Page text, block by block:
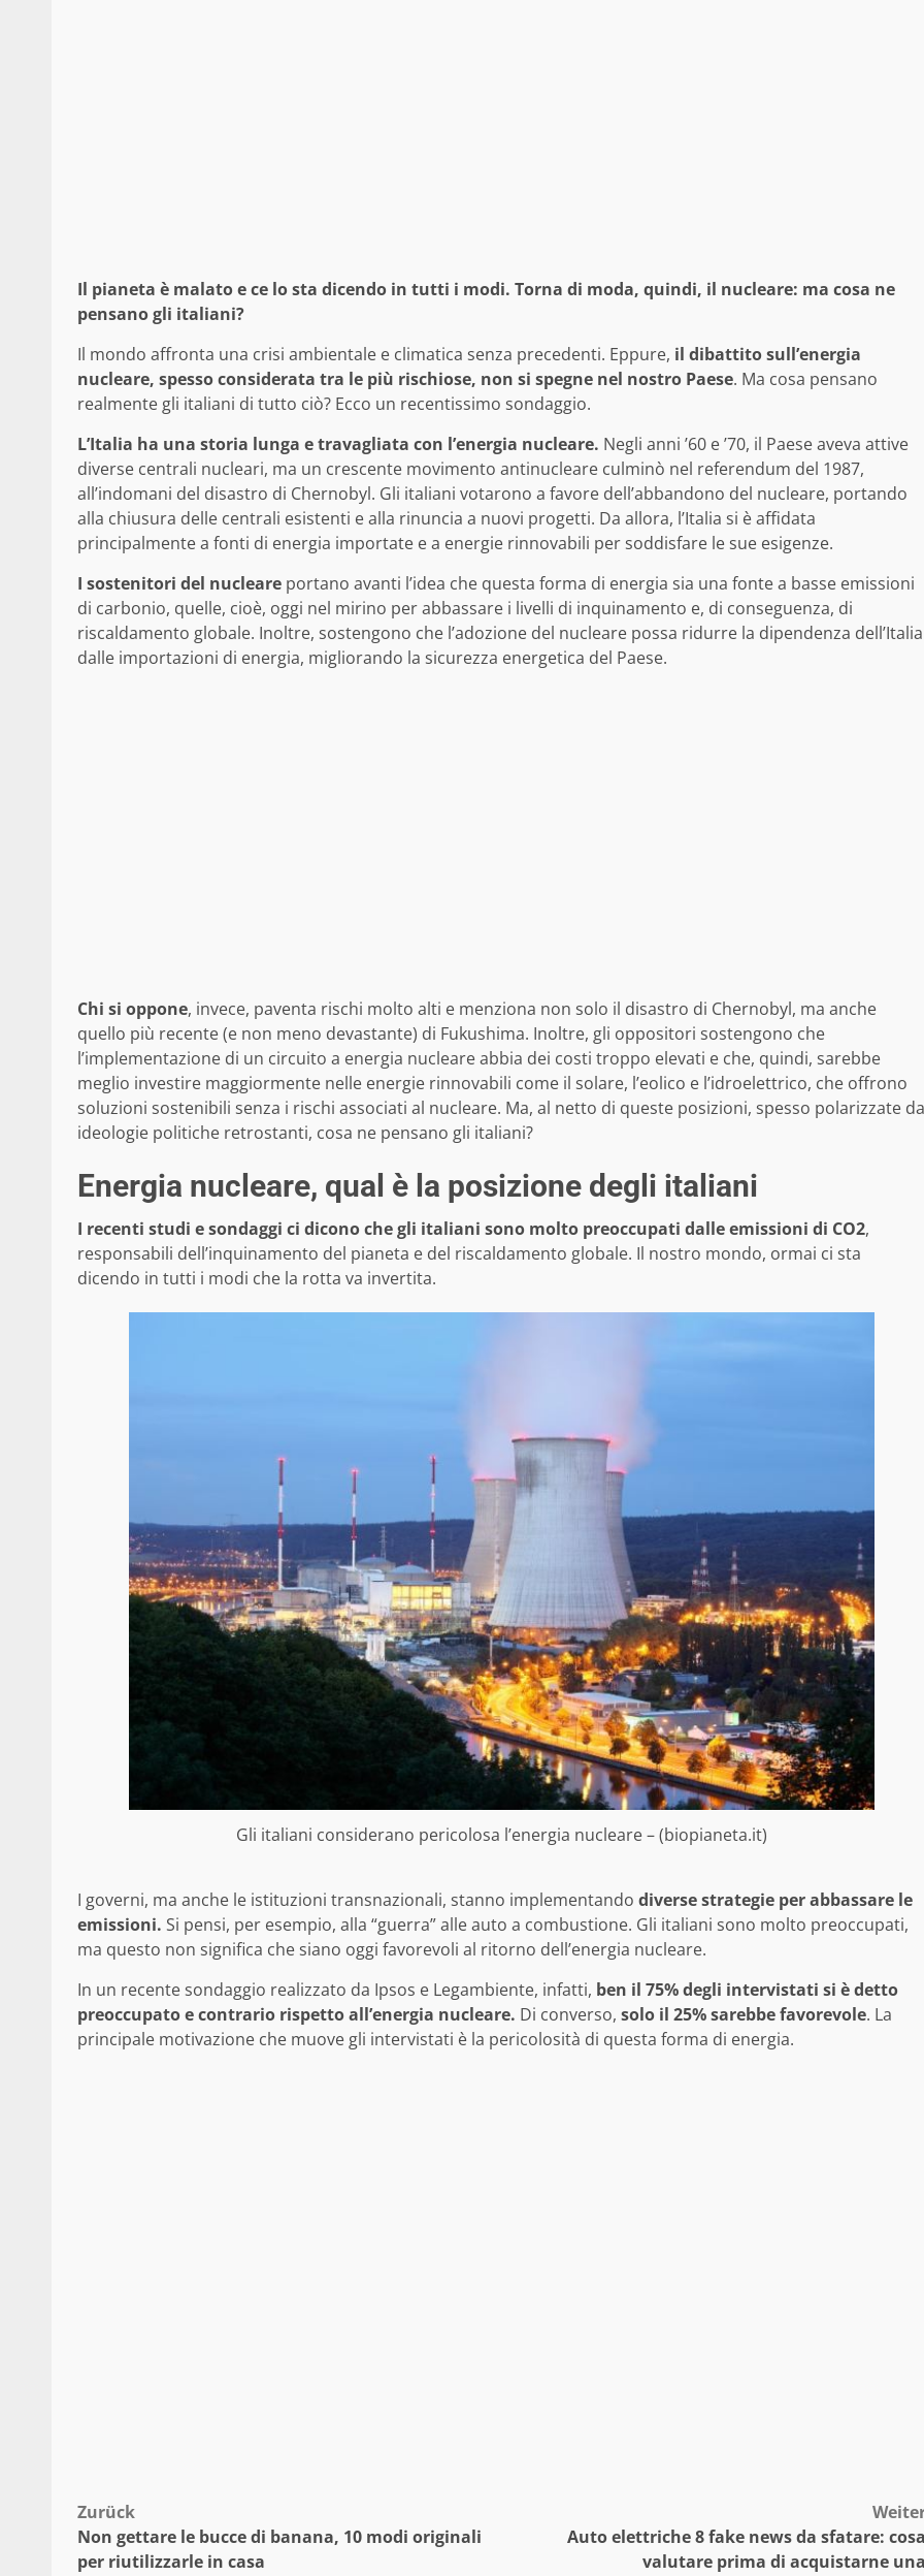
Il pianeta è malato e ce lo sta dicendo in tutti i modi. Torna di moda, quindi, il nucleare: ma cosa ne
pensano gli italiani?
Il mondo affronta una crisi ambientale e climatica senza precedenti. Eppure, il dibattito sull’energia
nucleare, spesso considerata tra le più rischiose, non si spegne nel nostro Paese. Ma cosa pensano
realmente gli italiani di tutto ciò? Ecco un recentissimo sondaggio.
L’Italia ha una storia lunga e travagliata con l’energia nucleare. Negli anni ’60 e ’70, il Paese aveva attive
diverse centrali nucleari, ma un crescente movimento antinucleare culminò nel referendum del 1987,
all’indomani del disastro di Chernobyl. Gli italiani votarono a favore dell’abbandono del nucleare, portando
alla chiusura delle centrali esistenti e alla rinuncia a nuovi progetti. Da allora, l’Italia si è affidata
principalmente a fonti di energia importate e a energie rinnovabili per soddisfare le sue esigenze.
I sostenitori del nucleare portano avanti l’idea che questa forma di energia sia una fonte a basse emissioni
di carbonio, quelle, cioè, oggi nel mirino per abbassare i livelli di inquinamento e, di conseguenza, di
riscaldamento globale. Inoltre, sostengono che l’adozione del nucleare possa ridurre la dipendenza dell’Italia
dalle importazioni di energia, migliorando la sicurezza energetica del Paese.
Chi si oppone, invece, paventa rischi molto alti e menziona non solo il disastro di Chernobyl, ma anche
quello più recente (e non meno devastante) di Fukushima. Inoltre, gli oppositori sostengono che
l’implementazione di un circuito a energia nucleare abbia dei costi troppo elevati e che, quindi, sarebbe
meglio investire maggiormente nelle energie rinnovabili come il solare, l’eolico e l’idroelettrico, che offrono
soluzioni sostenibili senza i rischi associati al nucleare. Ma, al netto di queste posizioni, spesso polarizzate da
ideologie politiche retrostanti, cosa ne pensano gli italiani?
Energia nucleare, qual è la posizione degli italiani
I recenti studi e sondaggi ci dicono che gli italiani sono molto preoccupati dalle emissioni di CO2,
responsabili dell’inquinamento del pianeta e del riscaldamento globale. Il nostro mondo, ormai ci sta
dicendo in tutti i modi che la rotta va invertita.
Gli italiani considerano pericolosa l’energia nucleare – (biopianeta.it)
I governi, ma anche le istituzioni transnazionali, stanno implementando diverse strategie per abbassare le
emissioni. Si pensi, per esempio, alla “guerra” alle auto a combustione. Gli italiani sono molto preoccupati,
ma questo non significa che siano oggi favorevoli al ritorno dell’energia nucleare.
In un recente sondaggio realizzato da Ipsos e Legambiente, infatti, ben il 75% degli intervistati si è detto
preoccupato e contrario rispetto all’energia nucleare. Di converso, solo il 25% sarebbe favorevole. La
principale motivazione che muove gli intervistati è la pericolosità di questa forma di energia.
Beitragsnavigation
Zurück
Non gettare le bucce di banana, 10 modi originali
per riutilizzarle in casa
Auto elettriche 8 fake news da sfatare:
valutare prima di acquistarne